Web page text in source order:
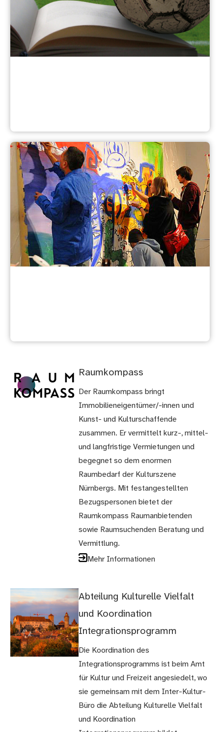
Raumkompass
Der Raumkompass bringt
Immobilieneigentümer/-innen und
Kunst- und Kulturschaffende
zusammen. Er vermittelt kurz-, mittel-
und langfristige Vermietungen und
begegnet so dem enormen
Raumbedarf der Kulturszene
Nürnbergs. Mit festangestellten
Bezugspersonen bietet der
Raumkompass Raumanbietenden
sowie Raumsuchenden Beratung und
Vermittlung.
Mehr Informationen
Abteilung Kulturelle Vielfalt
und Koordination
Integrationsprogramm
Die Koordination des
Integrationsprogramms ist beim Amt
für Kultur und Freizeit angesiedelt, wo
sie gemeinsam mit dem Inter-Kultur-
Büro die Abteilung Kulturelle Vielfalt
und Koordination